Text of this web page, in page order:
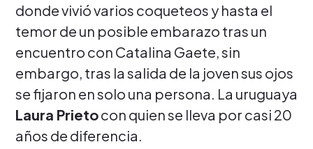
donde vivió varios coqueteos y hasta el
temor de un posible embarazo tras un
encuentro con Catalina Gaete, sin
embargo, tras la salida de la joven sus ojos
se fijaron en solo una persona. La uruguaya
Laura Prietocon quien se lleva por casi 20
años de diferencia.